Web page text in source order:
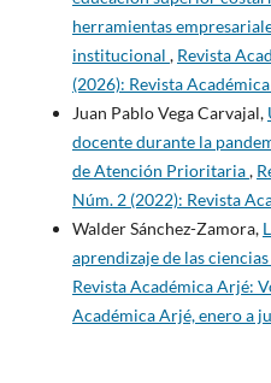
herramientas
institucional , Revista
(2026): Revista
Juan Pablo Vega Carvajal,
docente durante la
de Atención Prioritaria,
Núm. 2 (2022): Revista
Walder Sánchez-Zamora,
aprendizaje de las
Revista Académica Arjé:
Académica Arjé, enero a